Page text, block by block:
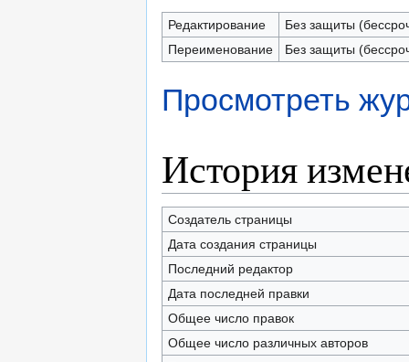
Редактирование
Без защиты
Переименование
Без защиты
Просмотреть
История
Создатель страницы
Дата создания страницы
Последний редактор
Дата последней правки
Общее число правок
Общее число различных авторов